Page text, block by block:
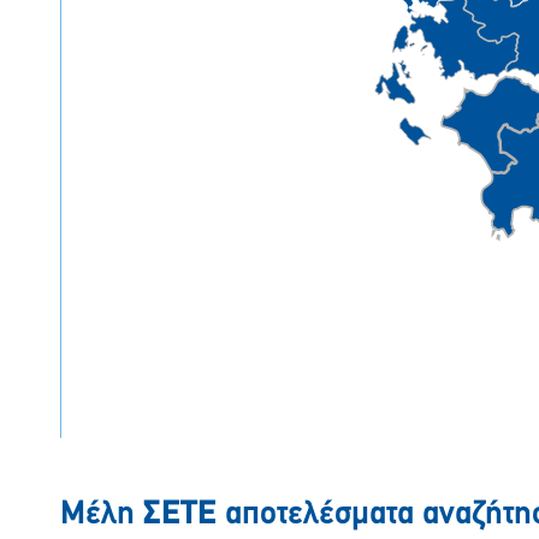
Μέλη ΣΕΤΕ αποτελέσματα